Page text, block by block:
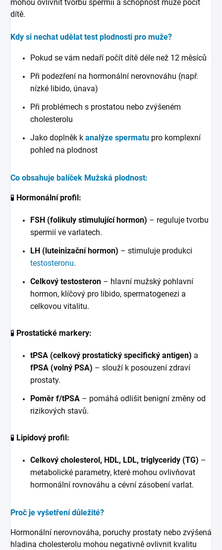
mohou ovlivnit tvorbu spermií a schopnost muže počít
dítě.
Kdy si nechat udělat test plodnosti pro muže?
Pokud se vám nedaří počít dítě déle než 12 měsíců
Při podezření na hormonální nerovnováhu (např.
nízké libido, únava)
Při problémech s prostatou nebo zvýšeném
cholesterolu
Jako doplněk k analýze spermatu pro komplexní
pohled na plodnost
Co obsahuje balíček Mužská plodnost:
🧪 Hormonální profil:
FSH (folikuly stimulující hormon) – reguluje tvorbu
spermií ve varlatech.
LH (luteinizační hormon) – stimuluje produkci
testosteronu.
Celkový testosteron – hlavní mužský pohlavní
hormon, klíčový pro libido, spermatogenezi a
celkovou vitalitu.
🧪 Prostatické markery:
tPSA (celkový prostatický specifický antigen) a
fPSA (volný PSA) – slouží k posouzení zdraví
prostaty.
Poměr f/tPSA – pomáhá odlišit benigní změny od
rizikových stavů.
🧪 Lipidový profil:
Celkový cholesterol, HDL, LDL, triglyceridy (TG) –
metabolické parametry, které mohou ovlivňovat
hormonální rovnováhu a cévní zásobení varlat.
Proč je vyšetření důležité?
Hormonální nerovnováha, poruchy prostaty nebo zvýšená
hladina cholesterolu mohou negativně ovlivnit kvalitu